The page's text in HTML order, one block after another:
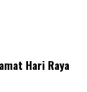
Hari Raya